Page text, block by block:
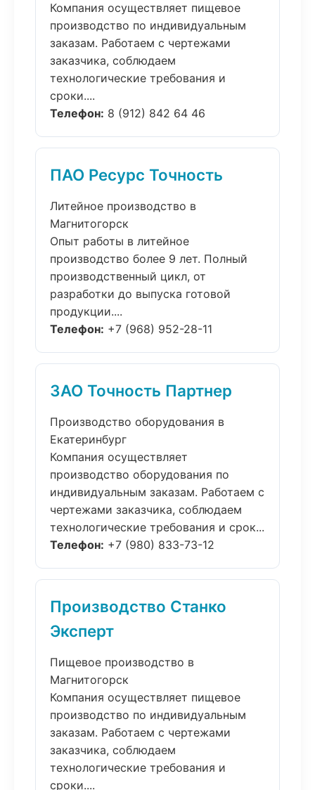
Компания осуществляет пищевое
производство по индивидуальным
заказам. Работаем с чертежами
заказчика, соблюдаем
технологические требования и
сроки....
Телефон: 8 (912) 842 64 46
ПАО Ресурс Точность
Литейное производство в
Магнитогорск
Опыт работы в литейное
производство более 9 лет. Полный
производственный цикл, от
разработки до выпуска готовой
продукции....
Телефон: +7 (968) 952-28-11
ЗАО Точность Партнер
Производство оборудования в
Екатеринбург
Компания осуществляет
производство оборудования по
индивидуальным заказам. Работаем с
чертежами заказчика, соблюдаем
технологические требования и срок...
Телефон: +7 (980) 833-73-12
Производство Станко
Эксперт
Пищевое производство в
Магнитогорск
Компания осуществляет пищевое
производство по индивидуальным
заказам. Работаем с чертежами
заказчика, соблюдаем
технологические требования и
сроки....